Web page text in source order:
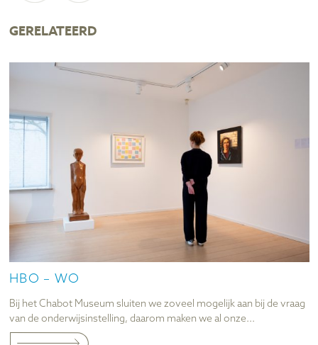
GERELATEERD
HBO – WO
Bij het Chabot Museum sluiten we zoveel mogelijk aan bij de vraag
van de onderwijsinstelling, daarom maken we al onze...